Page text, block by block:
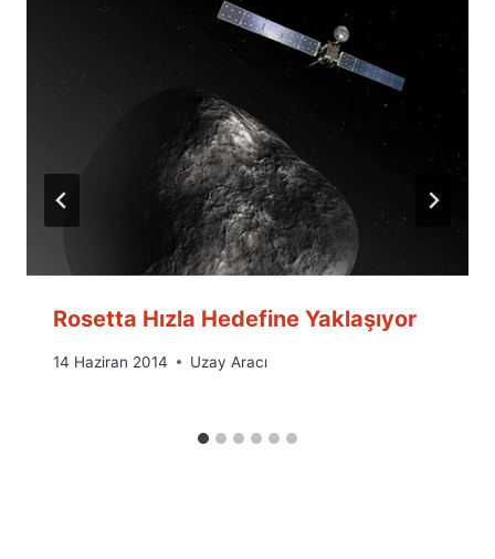
Rosetta Hızla Hedefine Yaklaşıyor
By
14 Haziran 2014 Uzay Aracı